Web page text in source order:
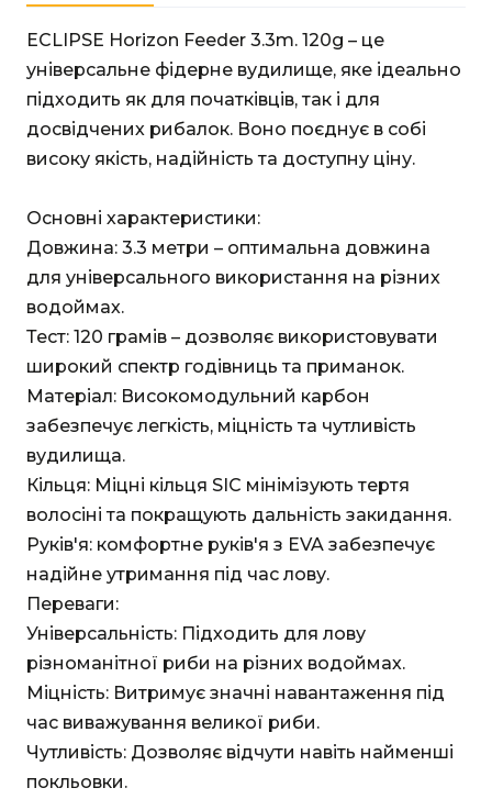
ECLIPSE Horizon Feeder 3.3m. 120g – це
універсальне фідерне вудилище, яке ідеально
підходить як для початківців, так і для
досвідчених рибалок. Воно поєднує в собі
високу якість, надійність та доступну ціну.
Основні характеристики:
Довжина: 3.3 метри – оптимальна довжина
для універсального використання на різних
водоймах.
Тест: 120 грамів – дозволяє використовувати
широкий спектр годівниць та приманок.
Матеріал: Високомодульний карбон
забезпечує легкість, міцність та чутливість
вудилища.
Кільця: Міцні кільця SIC мінімізують тертя
волосіні та покращують дальність закидання.
Руків'я: комфортне руків'я з EVA забезпечує
надійне утримання під час лову.
Переваги:
Універсальність: Підходить для лову
різноманітної риби на різних водоймах.
Міцність: Витримує значні навантаження під
час виважування великої риби.
Чутливість: Дозволяє відчути навіть найменші
покльовки.